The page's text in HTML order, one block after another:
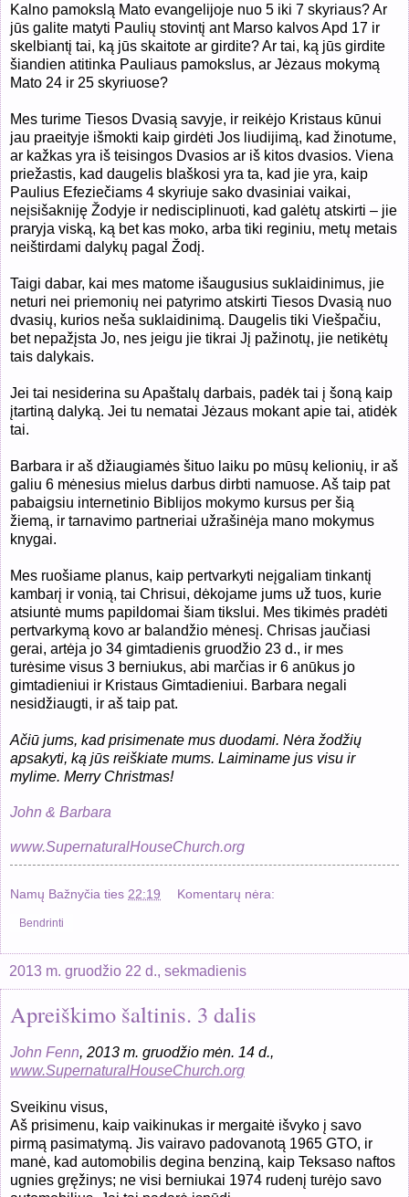
Kalno pamokslą Mato evangelijoje nuo 5 iki 7 skyriaus? Ar
jūs galite matyti Paulių stovintį ant Marso kalvos Apd 17 ir
skelbiantį tai, ką jūs skaitote ar girdite? Ar tai, ką jūs girdite
šiandien atitinka Pauliaus pamokslus, ar Jėzaus mokymą
Mato 24 ir 25 skyriuose?
Mes turime Tiesos Dvasią savyje, ir reikėjo Kristaus kūnui
jau praeityje išmokti kaip girdėti Jos liudijimą, kad žinotume,
ar kažkas yra iš teisingos Dvasios ar iš kitos dvasios. Viena
priežastis, kad daugelis blaškosi yra ta, kad jie yra, kaip
Paulius Efeziečiams 4 skyriuje sako dvasiniai vaikai,
neįsišakniję Žodyje ir nedisciplinuoti, kad galėtų atskirti – jie
praryja viską, ką bet kas moko, arba tiki reginiu, metų metais
neištirdami dalykų pagal Žodį.
Taigi dabar, kai mes matome išaugusius suklaidinimus, jie
neturi nei priemonių nei patyrimo atskirti Tiesos Dvasią nuo
dvasių, kurios neša suklaidinimą. Daugelis tiki Viešpačiu,
bet nepažįsta Jo, nes jeigu jie tikrai Jį pažinotų, jie netikėtų
tais dalykais.
Jei tai nesiderina su Apaštalų darbais, padėk tai į šoną kaip
įtartiną dalyką. Jei tu nematai Jėzaus mokant apie tai, atidėk
tai.
Barbara ir aš džiaugiamės šituo laiku po mūsų kelionių, ir aš
galiu 6 mėnesius mielus darbus dirbti namuose. Aš taip pat
pabaigsiu internetinio Biblijos mokymo kursus per šią
žiemą, ir tarnavimo partneriai užrašinėja mano mokymus
knygai.
Mes ruošiame planus, kaip pertvarkyti neįgaliam tinkantį
kambarį ir vonią, tai Chrisui, dėkojame jums už tuos, kurie
atsiuntė mums papildomai šiam tikslui. Mes tikimės pradėti
pertvarkymą kovo ar balandžio mėnesį. Chrisas jaučiasi
gerai, artėja jo 34 gimtadienis gruodžio 23 d., ir mes
turėsime visus 3 berniukus, abi marčias ir 6 anūkus jo
gimtadieniui ir Kristaus Gimtadieniui. Barbara negali
nesidžiaugti, ir aš taip pat.
Ačiū jums, kad prisimenate mus duodami. Nėra žodžių
apsakyti, ką jūs reiškiate mums. Laiminame jus visu ir
mylime. Merry Christmas!
John & Barbara
www.SupernaturalHouseChurch.org
Namų Bažnyčia ties 22:19 Komentarų nėra:
Bendrinti
2013 m. gruodžio 22 d., sekmadienis
Apreiškimo šaltinis. 3 dalis
John Fenn, 2013 m. gruodžio mėn. 14 d.,
www.SupernaturalHouseChurch.org
Sveikinu visus,
Aš prisimenu, kaip vaikinukas ir mergaitė išvyko į savo
pirmą pasimatymą. Jis vairavo padovanotą 1965 GTO, ir
manė, kad automobilis degina benziną, kaip Teksaso naftos
ugnies gręžinys; ne visi berniukai 1974 rudenį turėjo savo